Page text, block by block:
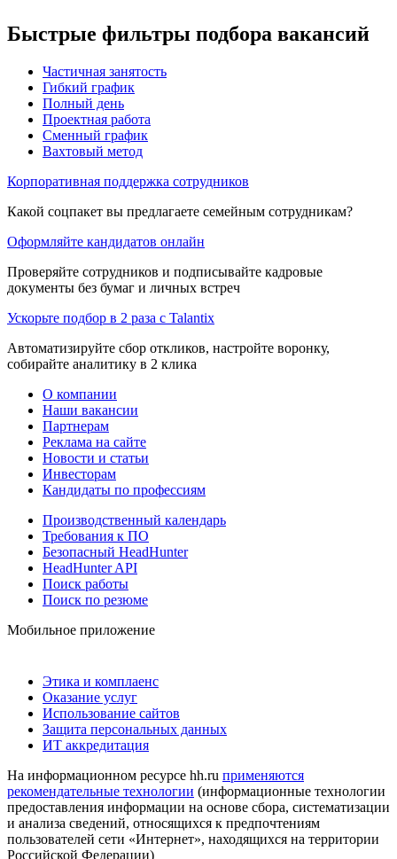
Быстрые фильтры подбора вакансий
Частичная занятость
Гибкий график
Полный день
Проектная работа
Сменный график
Вахтовый метод
Корпоративная поддержка сотрудников
Какой соцпакет вы предлагаете семейным сотрудникам?
Оформляйте кандидатов онлайн
Проверяйте сотрудников и подписывайте кадровые
документы без бумаг и личных встреч
Ускорьте подбор в 2 раза с Talantix
Автоматизируйте сбор откликов, настройте воронку,
собирайте аналитику в 2 клика
О компании
Наши вакансии
Партнерам
Реклама на сайте
Новости и статьи
Инвесторам
Кандидаты по профессиям
Производственный календарь
Требования к ПО
Безопасный HeadHunter
HeadHunter API
Поиск работы
Поиск по резюме
Мобильное приложение
Этика и комплаенс
Оказание услуг
Использование сайтов
Защита персональных данных
ИТ аккредитация
На информационном ресурсе hh.ru применяются
рекомендательные технологии (информационные технологии
предоставления информации на основе сбора, систематизации
и анализа сведений, относящихся к предпочтениям
пользователей сети «Интернет», находящихся на территории
Российской Федерации)